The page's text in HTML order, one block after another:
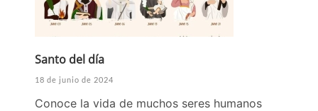
Santo del día
18 de junio de 2024
Conoce la vida de muchos seres humanos